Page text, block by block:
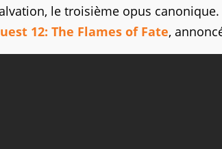
le troisième opus
12: The Flames of Fate,